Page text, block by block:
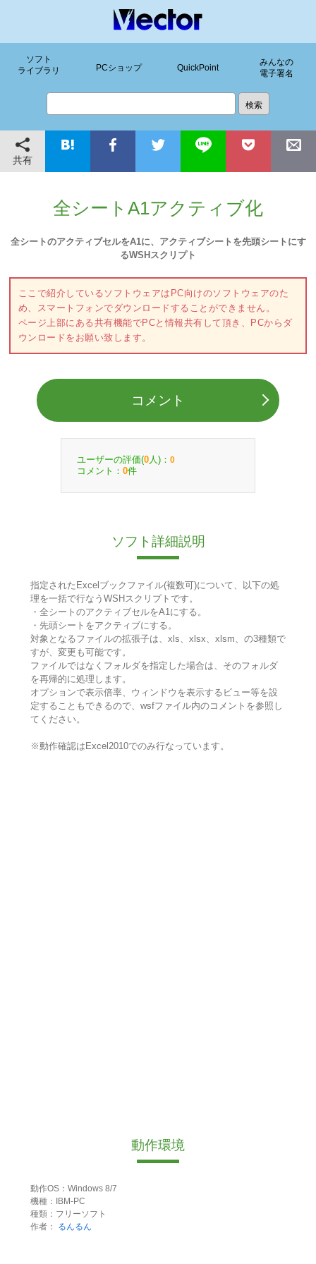
ソフト
ライブラリ
PCショップ QuickPoint
みんなの
電子署名
共有
全シートA1アクティブ化
全シートのアクティブセルをA1に、アクティブシートを先頭シートにす
るWSHスクリプト
ここで紹介しているソフトウェアはPC向けのソフトウェアのた
め、スマートフォンでダウンロードすることができません。
ページ上部にある共有機能でPCと情報共有して頂き、PCからダ
ウンロードをお願い致します。
コメント
ユーザーの評価(0 人)： 0
コメント： 0件
ソフト詳細説明
指定されたExcelブックファイル(複数可)について、以下の処
理を一括で行なうWSHスクリプトです。
・全シートのアクティブセルをA1にする。
・先頭シートをアクティブにする。
対象となるファイルの拡張子は、xls、xlsx、xlsm、の3種類で
すが、変更も可能です。
ファイルではなくフォルダを指定した場合は、そのフォルダ
を再帰的に処理します。
オプションで表示倍率、ウィンドウを表示するビュー等を設
定することもできるので、wsfファイル内のコメントを参照し
てください。
※動作確認はExcel2010でのみ行なっています。
動作環境
動作OS：Windows 8/7
機種：IBM-PC
種類：フリーソフト
作者：
るんるん